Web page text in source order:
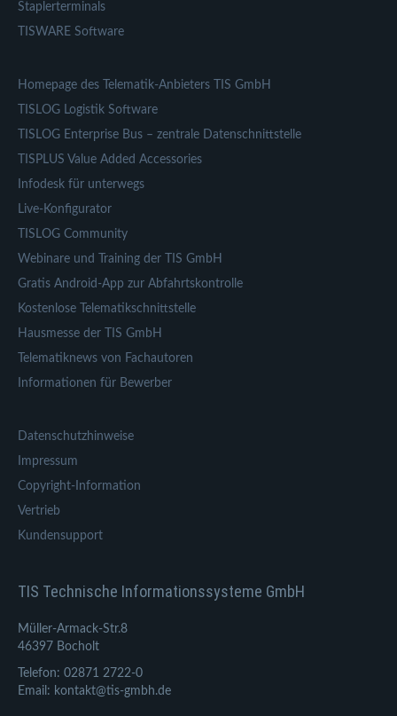
Staplerterminals
TISWARE Software
Homepage des Telematik-Anbieters TIS GmbH
TISLOG Logistik Software
TISLOG Enterprise Bus – zentrale Datenschnittstelle
TISPLUS Value Added Accessories
Infodesk für unterwegs
Live-Konfigurator
TISLOG Community
Webinare und Training der TIS GmbH
Gratis Android-App zur Abfahrtskontrolle
Kostenlose Telematikschnittstelle
Hausmesse der TIS GmbH
Telematiknews von Fachautoren
Informationen für Bewerber
Datenschutzhinweise
Impressum
Copyright-Information
Vertrieb
Kundensupport
TIS Technische Informationssysteme GmbH
Müller-Armack-Str.8
46397 Bocholt
Telefon: 02871 2722-0
Email: kontakt@tis-gmbh.de